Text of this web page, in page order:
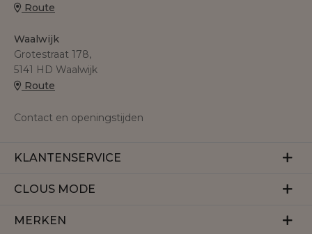
Route
Waalwijk
Grotestraat 178,
5141 HD Waalwijk
Route
Contact en openingstijden
KLANTENSERVICE
Veelgestelde vragen
Betalen
CLOUS MODE
Over ons
MERKEN